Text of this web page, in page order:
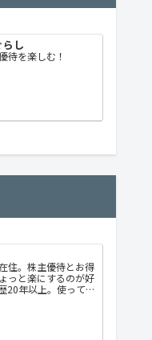
らし
待を楽しむ！
住。株主優待とお得
っと楽にするのが好
20年以上。使ってよ